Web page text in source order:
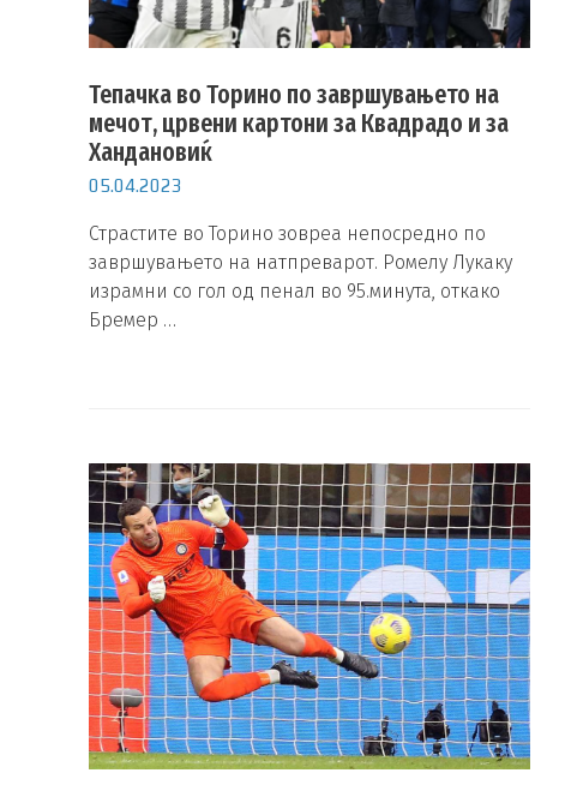
Тепачка во Торино по завршувањето на
мечот, црвени картони за Квадрадо и за
Хандановиќ
05.04.2023
Страстите во Торино зовреа непосредно по
завршувањето на натпреварот. Ромелу Лукаку
израмни со гол од пенал во 95.минута, откако
Бремер …